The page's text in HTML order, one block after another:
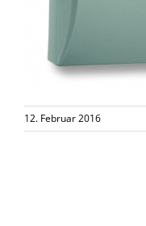
12. Februar 2016